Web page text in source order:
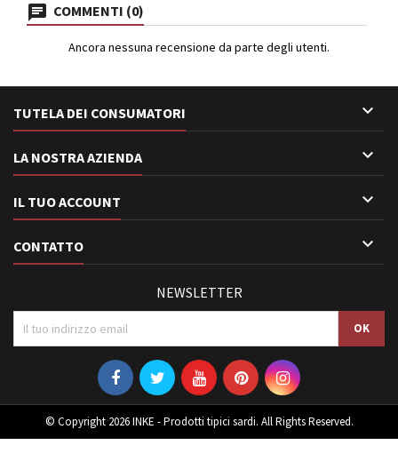
COMMENTI (0)
Ancora nessuna recensione da parte degli utenti.
TUTELA DEI CONSUMATORI 
LA NOSTRA AZIENDA 
IL TUO ACCOUNT 
CONTATTO 
NEWSLETTER
© Copyright 2026 INKE - Prodotti tipici sardi. All Rights Reserved.